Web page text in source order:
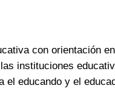
con orientación
instituciones
el educando y el